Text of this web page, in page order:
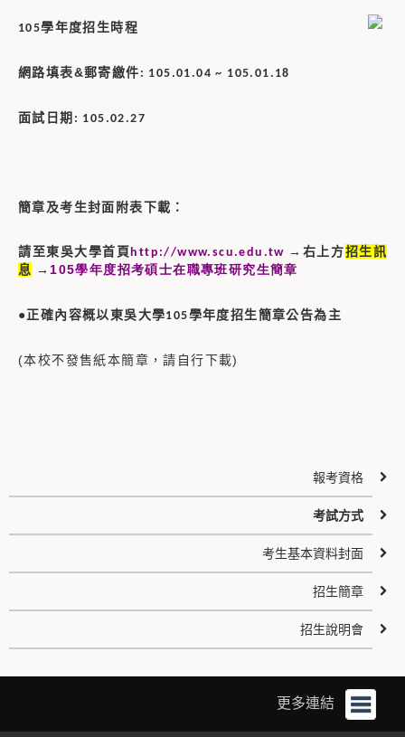
105學年度招生時程
網路填表&郵寄繳件 : 105.01.04 ~ 105.01.18
面試日期 : 105.02.27
簡章及考生封面附表下載 ：
請至東吳大學首頁http://www.scu.edu.tw →右上方招生訊
息 → 105學年度招考碩士在職專班研究生簡章
●正確內容概以東吳大學105學年度招生簡章公告為主
(本校不發售紙本簡章，請自行下載)
報考資格
考試方式
考生基本資料封面
招生簡章
招生說明會
更多連結